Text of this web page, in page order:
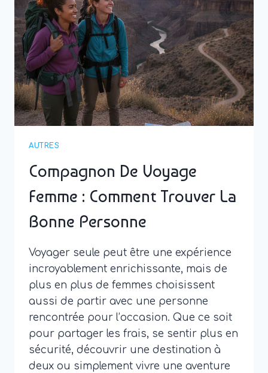
ET
SOLUTIONS
UTILES
AUTRES
Compagnon De Voyage
Femme : Comment Trouver La
Bonne Personne
Voyager seule peut être une expérience
incroyablement enrichissante, mais de
plus en plus de femmes choisissent
aussi de partir avec une personne
rencontrée pour l’occasion. Que ce soit
pour partager les frais, se sentir plus en
sécurité, découvrir une destination à
deux ou simplement vivre une aventure